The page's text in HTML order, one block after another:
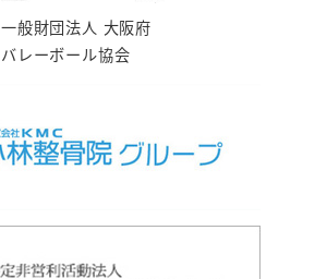
一般財団法人 大阪府
バレーボール協会